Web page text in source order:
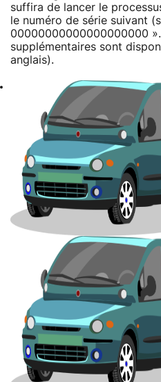
suffira de lancer le
le numéro de série suivant
00000000000000000000
supplémentaires sont
anglais).